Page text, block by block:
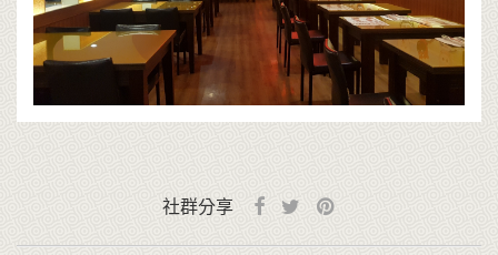
社群分享